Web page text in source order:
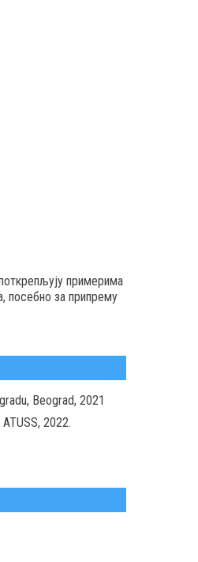
примерима
посебно за припрему
Beograd, 2021
2022.